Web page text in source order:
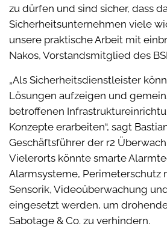
zu dürfen und sind sicher, dass
Sicherheitsunternehmen viele
unsere praktische Arbeit mit
Nakos, Vorstandsmitglied des
„Als Sicherheitsdienstleister
Lösungen aufzeigen und
betroffenen
Konzepte erarbeiten“, sagt
Geschäftsführer der r2
Vielerorts könnte smarte
Alarmsysteme, Perimeterschutz
Sensorik, Videoüberwachung
eingesetzt werden, um
Sabotage & Co. zu verhindern.